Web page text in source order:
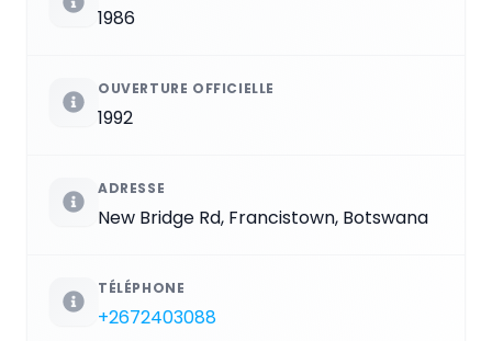
1986
OUVERTURE OFFICIELLE
1992
ADRESSE
New Bridge Rd, Francistown, Botswana
TÉLÉPHONE
+2672403088